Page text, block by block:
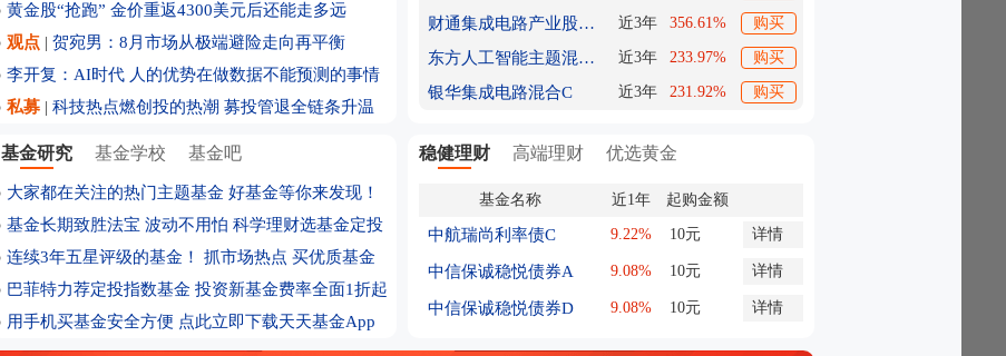
黄金股“抢跑” 金价重返4300美元后还能走多远
观点 | 贺宛男：8月市场从极端避险走向再平衡
李开复：AI时代 人的优势在做数据不能预测的事情
私募 | 科技热点燃创投的热潮 募投管退全链条升温
基金研究 基金学校 基金吧
大家都在关注的热门主题基金 好基金等你来发现！
基金长期致胜法宝 波动不用怕 科学理财选基金定投
连续3年五星评级的基金！
抓市场热点 买优质基金
巴菲特力荐定投指数基金 投资新基金费率全面1折起
用手机买基金安全方便 点此立即下载天天基金App
财通集成电路产业股票C 近3年 356.61% 购买
东方人工智能主题混合C 近3年 233.97% 购买
银华集成电路混合C 近3年 231.92% 购买
稳健理财 高端理财 优选黄金
基金名称 近1年 起购金额
中航瑞尚利率债C 9.22% 10元 详情
中信保诚稳悦债券A 9.08% 10元 详情
中信保诚稳悦债券D 9.08% 10元 详情